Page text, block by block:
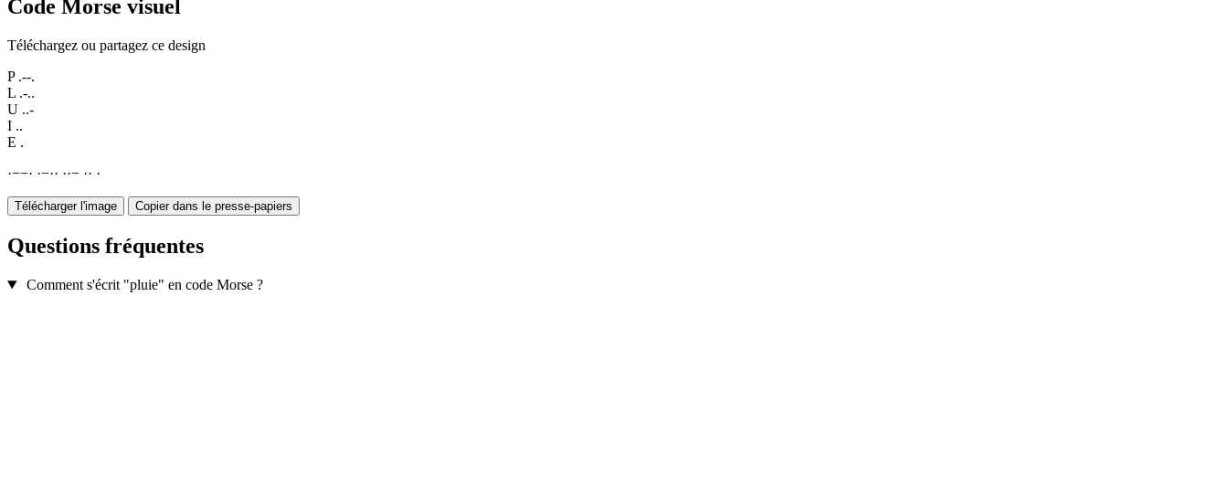
Code Morse visuel
Téléchargez ou partagez ce design
P .--.
L .-..
U ..-
I ..
E .
·−−· ·−·· ··− ·· ·
Télécharger l'image Copier dans le presse-papiers
Questions fréquentes
Comment s'écrit "pluie" en code Morse ?